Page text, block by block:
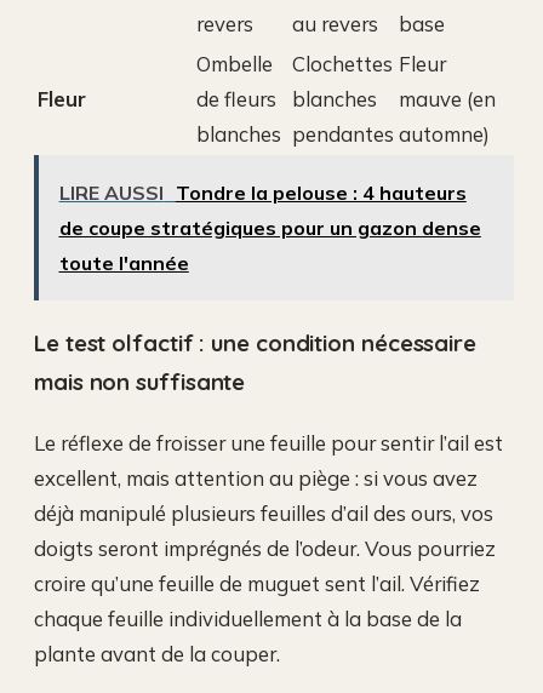
revers
au revers
base
Fleur
Ombelle
de fleurs
blanches
Clochettes
blanches
pendantes
Fleur
mauve (en
automne)
LIRE AUSSI Tondre la pelouse : 4 hauteurs
de coupe stratégiques pour un gazon dense
toute l'année
Le test olfactif : une condition nécessaire
mais non suffisante
Le réflexe de froisser une feuille pour sentir l’ail est
excellent, mais attention au piège : si vous avez
déjà manipulé plusieurs feuilles d’ail des ours, vos
doigts seront imprégnés de l’odeur. Vous pourriez
croire qu’une feuille de muguet sent l’ail. Vérifiez
chaque feuille individuellement à la base de la
plante avant de la couper.